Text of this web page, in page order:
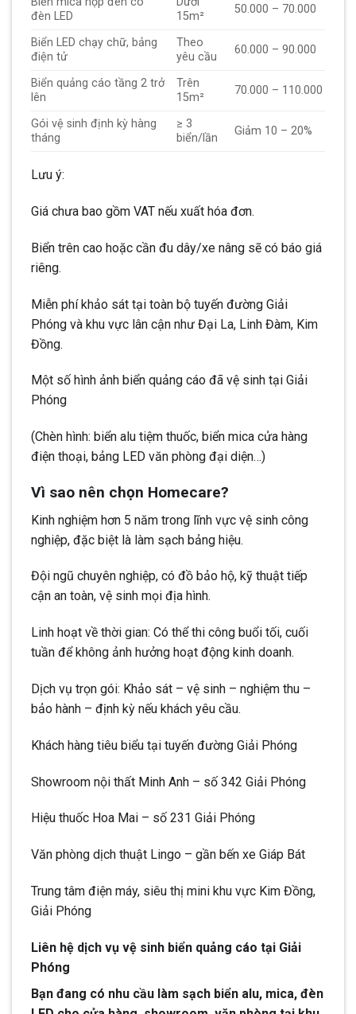
đèn LED
15m²
50.000 – 70.000
Biển LED chạy chữ, bảng
điện tử
Theo
yêu cầu
60.000 – 90.000
Biển quảng cáo tầng 2 trở
lên
Trên
15m²
70.000 – 110.000
Gói vệ sinh định kỳ hàng
tháng
≥ 3
biển/lần
Giảm 10 – 20%
Lưu ý:
Giá chưa bao gồm VAT nếu xuất hóa đơn.
Biển trên cao hoặc cần đu dây/xe nâng sẽ có báo giá
riêng.
Miễn phí khảo sát tại toàn bộ tuyến đường Giải
Phóng và khu vực lân cận như Đại La, Linh Đàm, Kim
Đồng.
Một số hình ảnh biển quảng cáo đã vệ sinh tại Giải
Phóng
(Chèn hình: biển alu tiệm thuốc, biển mica cửa hàng
điện thoại, bảng LED văn phòng đại diện…)
Vì sao nên chọn Homecare?
Kinh nghiệm hơn 5 năm trong lĩnh vực vệ sinh công
nghiệp, đặc biệt là làm sạch bảng hiệu.
Đội ngũ chuyên nghiệp, có đồ bảo hộ, kỹ thuật tiếp
cận an toàn, vệ sinh mọi địa hình.
Linh hoạt về thời gian: Có thể thi công buổi tối, cuối
tuần để không ảnh hưởng hoạt động kinh doanh.
Dịch vụ trọn gói: Khảo sát – vệ sinh – nghiệm thu –
bảo hành – định kỳ nếu khách yêu cầu.
Khách hàng tiêu biểu tại tuyến đường Giải Phóng
Showroom nội thất Minh Anh – số 342 Giải Phóng
Hiệu thuốc Hoa Mai – số 231 Giải Phóng
Văn phòng dịch thuật Lingo – gần bến xe Giáp Bát
Trung tâm điện máy, siêu thị mini khu vực Kim Đồng,
Giải Phóng
Liên hệ dịch vụ vệ sinh biển quảng cáo tại Giải
Phóng
Bạn đang có nhu cầu làm sạch biển alu, mica, đèn